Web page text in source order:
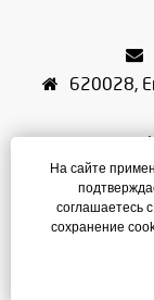
620028,
Режим
На сайте
соглашаетесь с
сохранение